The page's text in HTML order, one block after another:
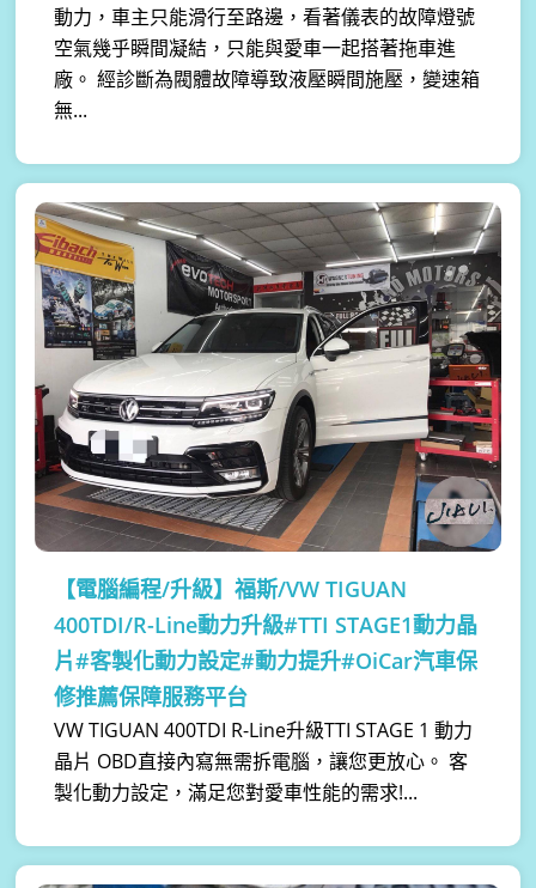
動力，車主只能滑行至路邊，看著儀表的故障燈號
空氣幾乎瞬間凝結，只能與愛車一起搭著拖車進
廠。 經診斷為閥體故障導致液壓瞬間施壓，變速箱
無...
【電腦編程/升級】福斯/VW TIGUAN
400TDI/R-Line動力升級#TTI STAGE1動力晶
片#客製化動力設定#動力提升#OiCar汽車保
修推薦保障服務平台
VW TIGUAN 400TDI R-Line升級TTI STAGE 1 動力
晶片 OBD直接內寫無需拆電腦，讓您更放心。 客
製化動力設定，滿足您對愛車性能的需求!...